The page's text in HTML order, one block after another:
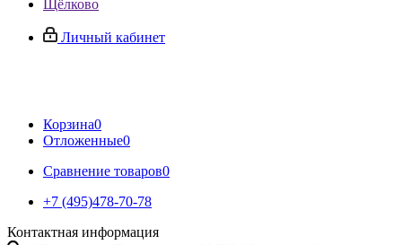
Щёлково
Личный кабинет
Корзина0
Отложенные0
Сравнение товаров0
+7 (495)478-70-78
Контактная информация